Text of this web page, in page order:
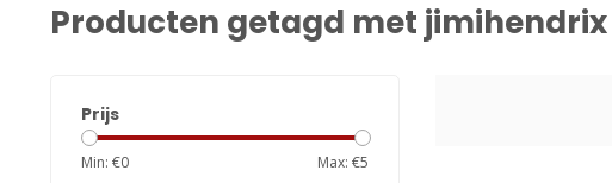
Producten getagd met jimihendrix
Prijs
Min: €0 Max: €5